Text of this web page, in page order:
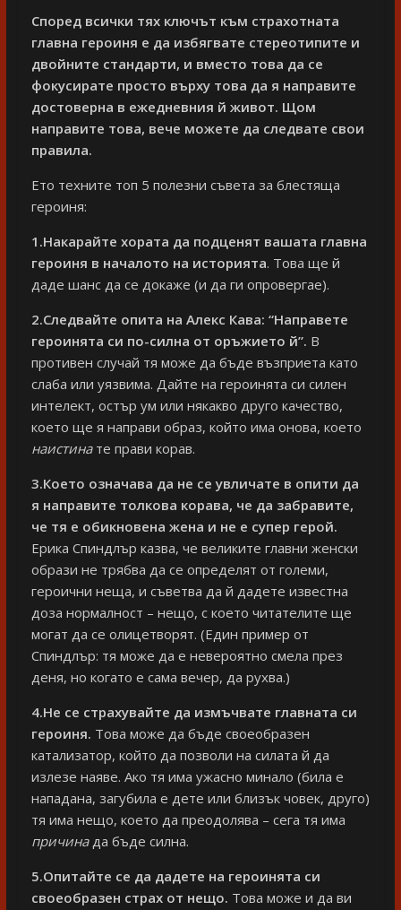
Според всички тях ключът към страхотната
главна героиня е да избягвате стереотипите и
двойните стандарти, и вместо това да се
фокусирате просто върху това да я направите
достоверна в ежедневния й живот. Щом
направите това, вече можете да следвате свои
правила.
Ето техните топ 5 полезни съвета за блестяща
героиня:
1.Накарайте хората да подценят вашата главна
героиня в началото на историята. Това ще й
даде шанс да се докаже (и да ги опровергае).
2.Следвайте опита на Алекс Кава: “Направете
героинята си по-силна от оръжието й”. В
противен случай тя може да бъде възприета като
слаба или уязвима. Дайте на героинята си силен
интелект, остър ум или някакво друго качество,
което ще я направи образ, който има онова, което
наистинате прави корав.
3.Което означава да не се увличате в опити да
я направите толкова корава, че да забравите,
че тя е обикновена жена и не е супер герой.
Ерика Спиндлър казва, че великите главни женски
образи не трябва да се определят от големи,
героични неща, и съветва да й дадете известна
доза нормалност – нещо, с което читателите ще
могат да се олицетворят. (Един пример от
Спиндлър: тя може да е невероятно смела през
деня, но когато е сама вечер, да рухва.)
4.Не се страхувайте да измъчвате главната си
героиня. Това може да бъде своеобразен
катализатор, който да позволи на силата й да
излезе наяве. Ако тя има ужасно минало (била е
нападана, загубила е дете или близък човек, друго)
тя има нещо, което да преодолява – сега тя има
причинада бъде силна.
5.Опитайте се да дадете на героинята си
своеобразен страх от нещо. Това може и да ви